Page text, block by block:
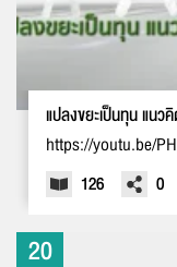
แปลงขยะเป็นทุน แน
https://youtu.be/
126
0
20